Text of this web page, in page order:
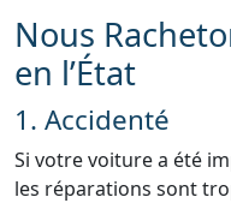
Nous
en l’État
1. Accidenté
Si votre voiture a été
les réparations sont